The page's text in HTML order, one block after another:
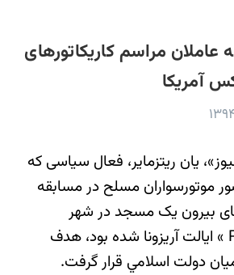
مراسم کاريکاتورهای
آمريکا
يان ريتزماير، فعال سیاسی که
موتورسواران مسلح در مسابقه
بیرون یک مسجد در شهر
«فینیکس Phoenix » ایالت آریزونا شده بود، هدف
دولت اسلامي قرار گرفت.